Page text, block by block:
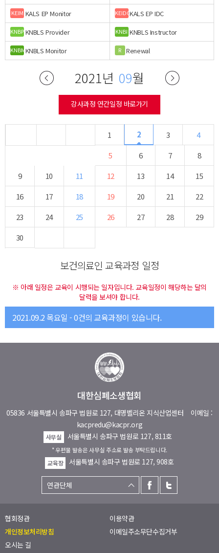
KEIM KALS EP Monitor KEIDCKALS EP IDC
KNBPKNBLS Provider KNBI KNBLS Instructor
KNBMKNBLS Monitor R Renewal
2021년 09월
강사과정 연간일정 바로가기
1 2 3
4
5
6 7
8
9
10 11 12 13 14
15
16
17 18 19 20 21
22
23
24 25 26 27 28
29
30
보건의료인 교육과정 일정
※ 아래 일정은 교육이 시행되는 일자입니다. 교육일정이 해당하는 달의
달력을 보셔야 합니다.
2021.09.2 목요일 - 0건의 교육과정이 있습니다.
대한심폐소생협회
05836 서울특별시 송파구 법원로 127, 대명벨리온 지식산업센터 이메일 :
kacpredu@kacpr.org
사무실 서울특별시 송파구 법원로 127, 811호
* 우편물 발송은 사무실 주소로 발송 부탁드립니다.
교육장
서울특별시 송파구 법원로 127, 908호
협회정관
이용약관
개인정보처리방침
이메일주소무단수집거부
오시는 길